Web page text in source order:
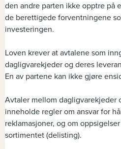
den andre parten ikke opptre på
de berettigede forventningene
investeringen.
Loven krever at avtalene som
dagligvarekjeder og deres
En av partene kan ikke gjøre
Avtaler mellom dagligvarekjeder
inneholde regler om ansvar for
reklamasjoner, og om
sortimentet (delisting).